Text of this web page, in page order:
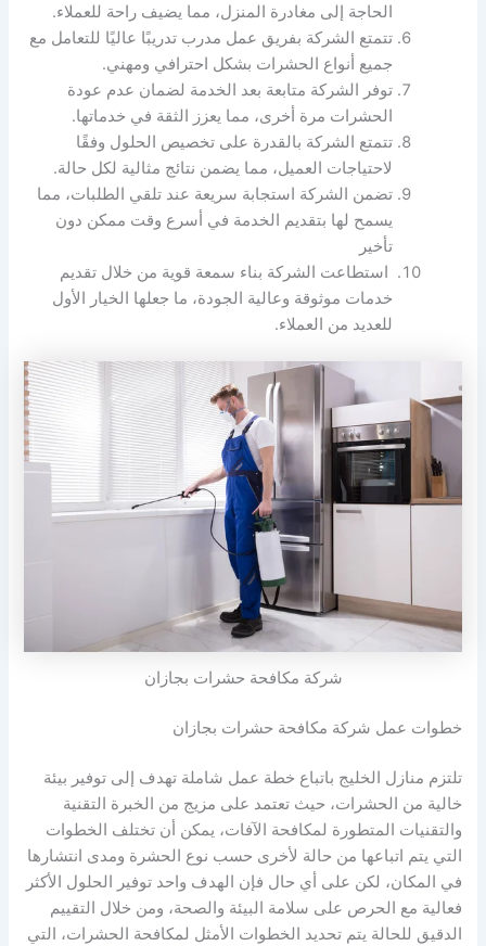
الحاجة إلى مغادرة المنزل، مما يضيف راحة للعملاء.
تتمتع الشركة بفريق عمل مدرب تدريبًا عاليًا للتعامل مع
جميع أنواع الحشرات بشكل احترافي ومهني.
توفر الشركة متابعة بعد الخدمة لضمان عدم عودة
الحشرات مرة أخرى، مما يعزز الثقة في خدماتها.
تتمتع الشركة بالقدرة على تخصيص الحلول وفقًا
لاحتياجات العميل، مما يضمن نتائج مثالية لكل حالة.
تضمن الشركة استجابة سريعة عند تلقي الطلبات، مما
يسمح لها بتقديم الخدمة في أسرع وقت ممكن دون
تأخير
استطاعت الشركة بناء سمعة قوية من خلال تقديم
خدمات موثوقة وعالية الجودة، ما جعلها الخيار الأول
للعديد من العملاء.
شركة مكافحة حشرات بجازان
خطوات عمل شركة مكافحة حشرات بجازان
تلتزم منازل الخليج باتباع خطة عمل شاملة تهدف إلى توفير بيئة
خالية من الحشرات، حيث تعتمد على مزيج من الخبرة التقنية
والتقنيات المتطورة لمكافحة الآفات، يمكن أن تختلف الخطوات
التي يتم اتباعها من حالة لأخرى حسب نوع الحشرة ومدى انتشارها
في المكان، لكن على أي حال فإن الهدف واحد توفير الحلول الأكثر
فعالية مع الحرص على سلامة البيئة والصحة، ومن خلال التقييم
الدقيق للحالة يتم تحديد الخطوات الأمثل لمكافحة الحشرات، التي